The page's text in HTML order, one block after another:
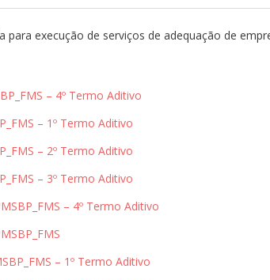
para execução de serviços de adequação de
– 4º Termo Aditivo
– 1º Termo Aditivo
– 2º Termo Aditivo
– 3º Termo Aditivo
– 4º Termo Aditivo
– 1º Termo Aditivo